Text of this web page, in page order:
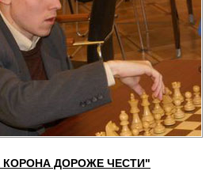
КОРОНА ДОРОЖЕ ЧЕСТИ"